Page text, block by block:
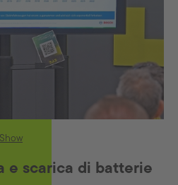
e scarica di batterie